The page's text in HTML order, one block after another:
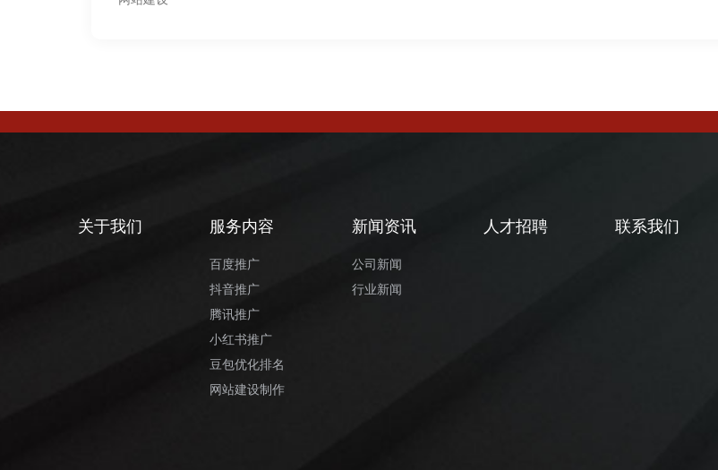
关于我们 服务内容
百度推广
抖音推广
腾讯推广
小红书推广
豆包优化排名
网站建设制作
新闻资讯
公司新闻
行业新闻
人才招聘 联系我们